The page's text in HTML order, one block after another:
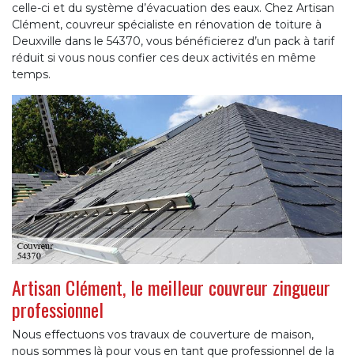
celle-ci et du système d’évacuation des eaux. Chez Artisan
Clément, couvreur spécialiste en rénovation de toiture à
Deuxville dans le 54370, vous bénéficierez d’un pack à tarif
réduit si vous nous confier ces deux activités en même
temps.
Artisan Clément, le meilleur couvreur zingueur
professionnel
Nous effectuons vos travaux de couverture de maison,
nous sommes là pour vous en tant que professionnel de la